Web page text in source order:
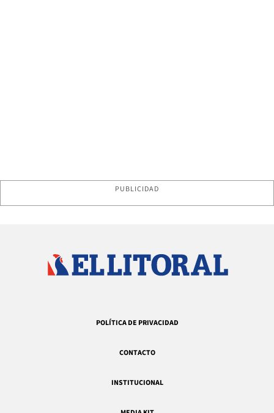
PUBLICIDAD
POLÍTICA DE PRIVACIDAD
CONTACTO
INSTITUCIONAL